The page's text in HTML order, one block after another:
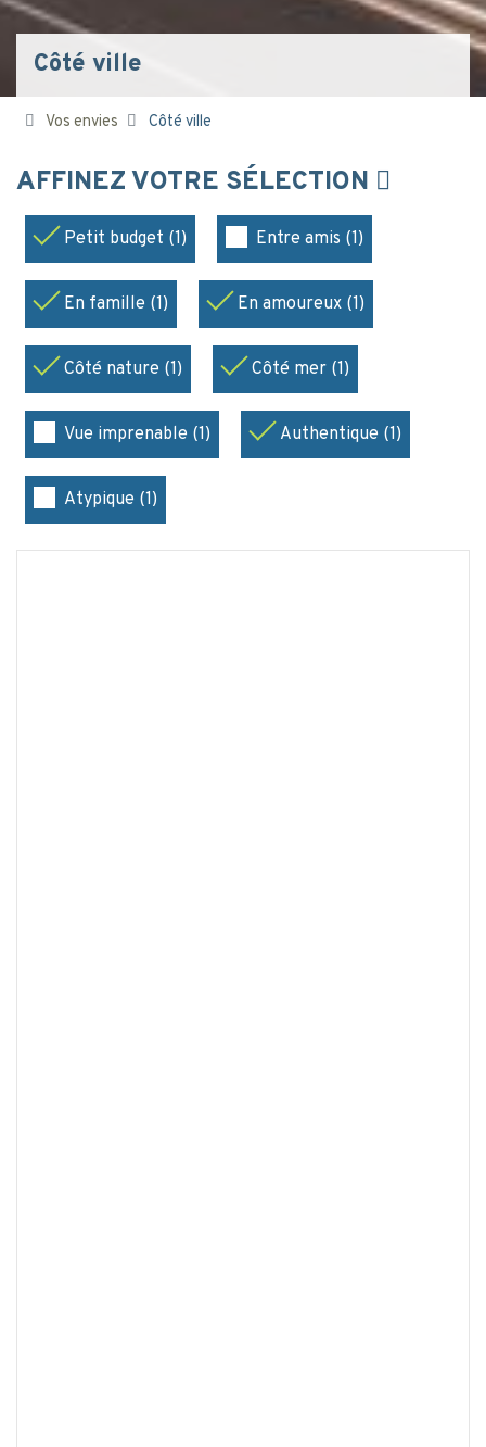
Côté ville
Vos envies Côté ville
AFFINEZ VOTRE SÉLECTION
Petit budget (1) Entre amis (1)
En famille (1) En amoureux (1)
Côté nature (1) Côté mer (1)
Vue imprenable (1) Authentique (1)
Atypique (1)